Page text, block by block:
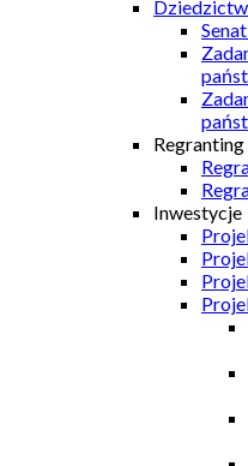
Regranting
Inwestycje